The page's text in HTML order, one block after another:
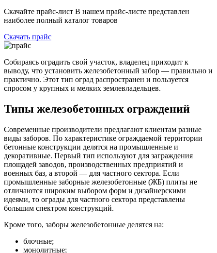
Скачайте прайс-лист В нашем прайс-листе представлен
наиболее полный каталог товаров
Скачать прайс
Собираясь оградить свой участок, владелец приходит к
выводу, что установить железобетонный забор — правильно и
практично. Этот тип оград распространен и пользуется
спросом у крупных и мелких землевладельцев.
Типы железобетонных ограждений
Современные производители предлагают клиентам разные
виды заборов. По характеристике ограждаемой территории
бетонные конструкции делятся на промышленные и
декоративные. Первый тип используют для заграждения
площадей заводов, производственных предприятий и
военных баз, а второй — для частного сектора. Если
промышленные заборные железобетонные (ЖБ) плиты не
отличаются широким выбором форм и дизайнерскими
идеями, то ограды для частного сектора представлены
большим спектром конструкций.
Кроме того, заборы железобетонные делятся на:
блочные;
монолитные;